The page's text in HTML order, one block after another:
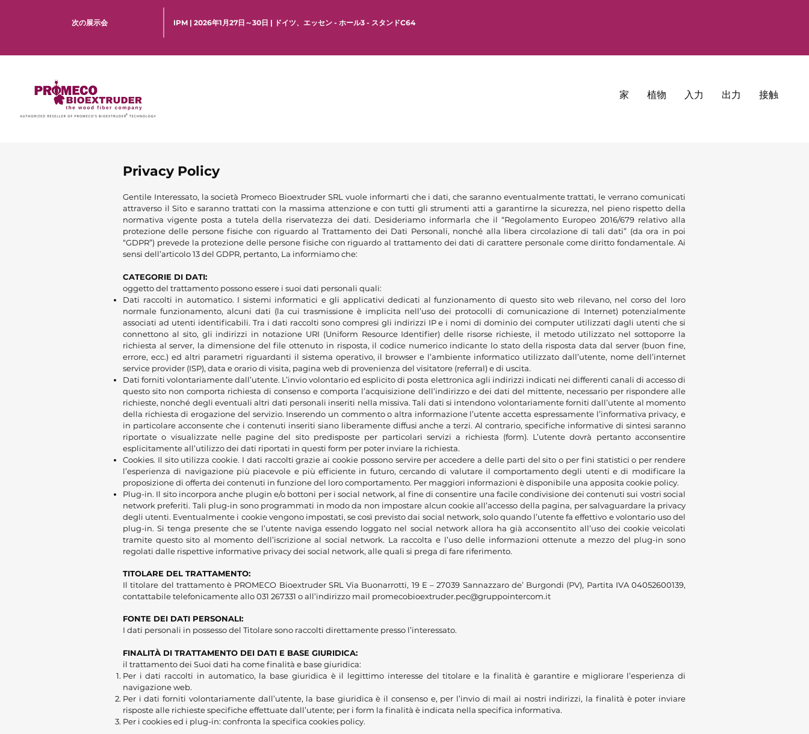
次の展示会 IPM | 2026年1月27日～30日 | ドイツ、エッセン - ホール3 - スタンドC64
家 植物 入力 出力 接触
Privacy Policy
Gentile Interessato, la società Promeco Bioextruder SRL vuole informarti che i dati, che saranno eventualmente trattati, le verrano comunicati
attraverso il Sito e saranno trattati con la massima attenzione e con tutti gli strumenti atti a garantirne la sicurezza, nel pieno rispetto della
normativa vigente posta a tutela della riservatezza dei dati. Desideriamo informarla che il “Regolamento Europeo 2016/679 relativo alla
protezione delle persone fisiche con riguardo al Trattamento dei Dati Personali, nonché alla libera circolazione di tali dati” (da ora in poi
“GDPR”) prevede la protezione delle persone fisiche con riguardo al trattamento dei dati di carattere personale come diritto fondamentale. Ai
sensi dell’articolo 13 del GDPR, pertanto, La informiamo che:
CATEGORIE DI DATI:
oggetto del trattamento possono essere i suoi dati personali quali:
Dati raccolti in automatico. I sistemi informatici e gli applicativi dedicati al funzionamento di questo sito web rilevano, nel corso del loro
normale funzionamento, alcuni dati (la cui trasmissione è implicita nell’uso dei protocolli di comunicazione di Internet) potenzialmente
associati ad utenti identificabili. Tra i dati raccolti sono compresi gli indirizzi IP e i nomi di dominio dei computer utilizzati dagli utenti che si
connettono al sito, gli indirizzi in notazione URI (Uniform Resource Identifier) delle risorse richieste, il metodo utilizzato nel sottoporre la
richiesta al server, la dimensione del file ottenuto in risposta, il codice numerico indicante lo stato della risposta data dal server (buon fine,
errore, ecc.) ed altri parametri riguardanti il sistema operativo, il browser e l’ambiente informatico utilizzato dall’utente, nome dell’internet
service provider (ISP), data e orario di visita, pagina web di provenienza del visitatore (referral) e di uscita.
Dati forniti volontariamente dall’utente. L’invio volontario ed esplicito di posta elettronica agli indirizzi indicati nei differenti canali di accesso di
questo sito non comporta richiesta di consenso e comporta l’acquisizione dell’indirizzo e dei dati del mittente, necessario per rispondere alle
richieste, nonché degli eventuali altri dati personali inseriti nella missiva. Tali dati si intendono volontariamente forniti dall’utente al momento
della richiesta di erogazione del servizio. Inserendo un commento o altra informazione l’utente accetta espressamente l’informativa privacy, e
in particolare acconsente che i contenuti inseriti siano liberamente diffusi anche a terzi. Al contrario, specifiche informative di sintesi saranno
riportate o visualizzate nelle pagine del sito predisposte per particolari servizi a richiesta (form). L’utente dovrà pertanto acconsentire
esplicitamente all’utilizzo dei dati riportati in questi form per poter inviare la richiesta.
Cookies. Il sito utilizza cookie. I dati raccolti grazie ai cookie possono servire per accedere a delle parti del sito o per fini statistici o per rendere
l’esperienza di navigazione più piacevole e più efficiente in futuro, cercando di valutare il comportamento degli utenti e di modificare la
proposizione di offerta dei contenuti in funzione del loro comportamento. Per maggiori informazioni è disponibile una apposita cookie policy.
Plug-in. Il sito incorpora anche plugin e/o bottoni per i social network, al fine di consentire una facile condivisione dei contenuti sui vostri social
network preferiti. Tali plug-in sono programmati in modo da non impostare alcun cookie all’accesso della pagina, per salvaguardare la privacy
degli utenti. Eventualmente i cookie vengono impostati, se così previsto dai social network, solo quando l’utente fa effettivo e volontario uso del
plug-in. Si tenga presente che se l’utente naviga essendo loggato nel social network allora ha già acconsentito all’uso dei cookie veicolati
tramite questo sito al momento dell’iscrizione al social network. La raccolta e l’uso delle informazioni ottenute a mezzo del plug-in sono
regolati dalle rispettive informative privacy dei social network, alle quali si prega di fare riferimento.
TITOLARE DEL TRATTAMENTO:
Il titolare del trattamento è PROMECO Bioextruder SRL Via Buonarrotti, 19 E – 27039 Sannazzaro de’ Burgondi (PV), Partita IVA 04052600139,
contattabile telefonicamente allo 031 267331 o all’indirizzo mail promecobioextruder.pec@gruppointercom.it
FONTE DEI DATI PERSONALI:
I dati personali in possesso del Titolare sono raccolti direttamente presso l’interessato.
FINALITÀ DI TRATTAMENTO DEI DATI E BASE GIURIDICA:
il trattamento dei Suoi dati ha come finalità e base giuridica:
Per i dati raccolti in automatico, la base giuridica è il legittimo interesse del titolare e la finalità è garantire e migliorare l’esperienza di
navigazione web.
Per i dati forniti volontariamente dall’utente, la base giuridica è il consenso e, per l’invio di mail ai nostri indirizzi, la finalità è poter inviare
risposte alle richieste specifiche effettuate dall’utente; per i form la finalità è indicata nella specifica informativa.
Per i cookies ed i plug-in: confronta la specifica cookies policy.